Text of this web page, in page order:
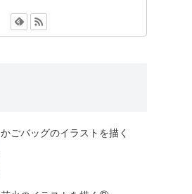
かごバッグのイラストを描く